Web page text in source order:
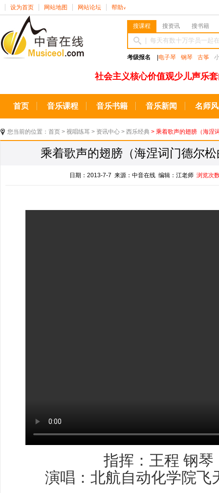
设为首页 网站地图 网站论坛 帮助 ∨
搜课程 搜资讯 搜书籍
考级报名 电子琴 钢琴 古筝
社会主义核心价值观少儿声乐
首页 音乐课程 音乐书籍 音乐新闻 名师
您当前的位置： 首页 > 视唱练耳 > 资讯中心 > 西乐经典 > 乘着歌声的翅膀（海涅
乘着歌声的翅膀（海涅词门德尔
日期：2013-7-7 来源：中音在线 编辑：江老师 浏览次
指挥：王程 钢琴
演唱：北航自动化学院飞